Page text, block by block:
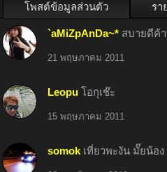
โพสต์ข้อมูลส่วนตัว รา
`aMiZpAnDa~* สบายดีค้
21 พฤษภาคม 2011
Leopu โอกุเช๊ะ
15 พฤษภาคม 2011
somok เที่ยวพะงัน มั๊ยน้อง